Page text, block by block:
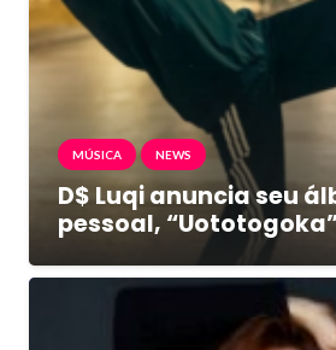
MÚSICA NEWS
D$ Luqi anuncia seu
pessoal,